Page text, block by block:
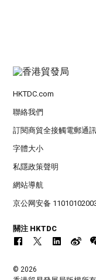
HKTDC.com
聯絡我們
訂閱商貿全接觸電郵通訊
字體大小
私隱政策聲明
網站導航
京公网安备
關注 HKTDC
© 2026